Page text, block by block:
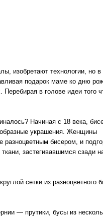
изобретают технологии, но в
подарок маме ко дню
в голове идеи того
Начиная с 18 века,
украшения. Женщины
бисером, и
застегивавшимся сзади
сетки из разноцветного
— прутики, бусы из